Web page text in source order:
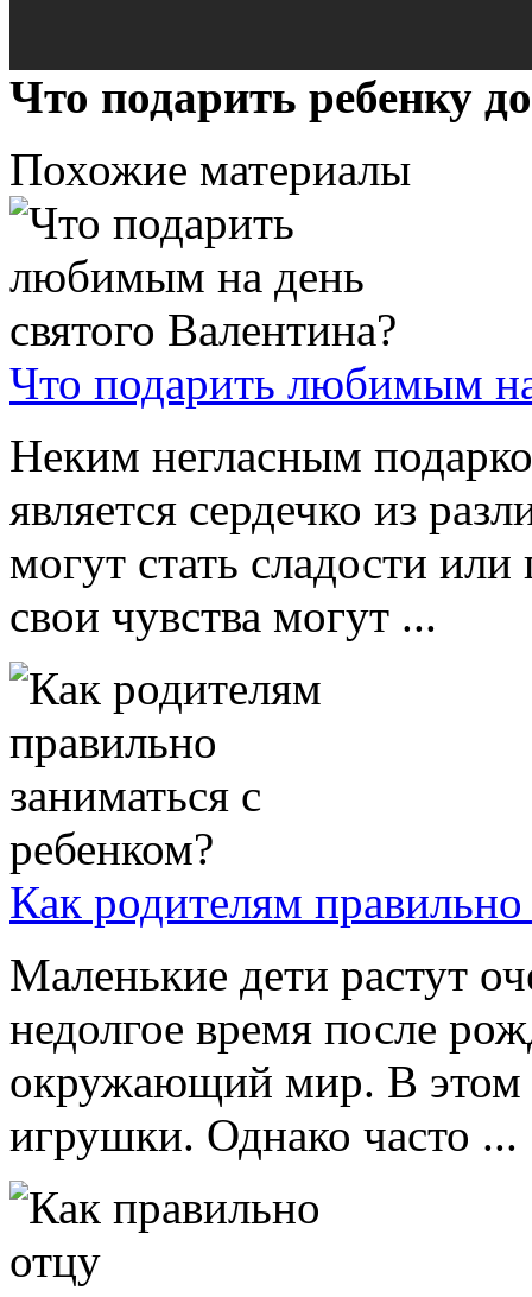
Что подарить ребенку
Похожие материалы
Что подарить любимым
Неким негласным
является сердечко из
могут стать сладости
свои чувства могут ...
Как родителям
Маленькие дети растут
недолгое время после
окружающий мир. В этом
игрушки. Однако часто ...